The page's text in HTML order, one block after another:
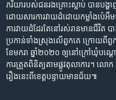
ភរិយា​របស់​ជនរងគ្រោះ​ស្លាប់ បាន​បង្
ដោយសារ​ការ​វាយដំ​ដោយ​កម្លាំង​ប៉េអឹ
ការ​វាយដំ​ដែរ​តែ​នៅ​រស់រាន​មានជីវិត​
ប្រកាន់​ទាំងស្រុង​លើ​ពួកគេ ក្រោយពី​ពួ
ខែ​មករា ឆ្នាំ២០២០ ឲ្យ​នៅ​ក្រៅ​ឃុំ​បណ្ត
ការ​ត្រួតពិនិត្យ​តាម​ផ្លូវ​តុលាការ។ ល
រឿង​នេះ​ពី​ខេត្ត​បន្ទាយមានជ័យ៕